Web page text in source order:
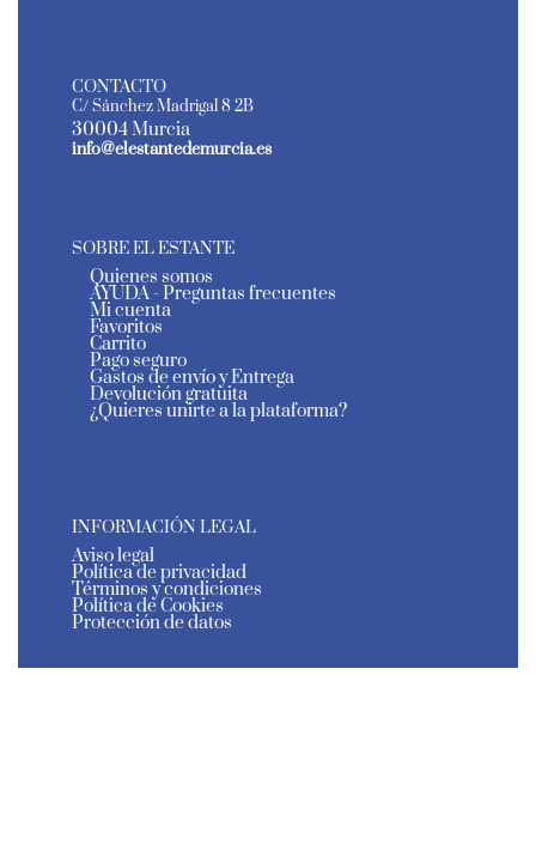
CONTACTO
C/ Sánchez Madrigal 8 2B
30004 Murcia
info@elestantedemurcia.es
SOBRE EL ESTANTE
Quienes somos
AYUDA - Preguntas frecuentes
Mi cuenta
Favoritos
Carrito
Pago seguro
Gastos de envío y Entrega
Devolución gratuita
¿Quieres unirte a la plataforma?
INFORMACIÓN LEGAL
Aviso legal
Política de privacidad
Términos y condiciones
Política de Cookies
Protección de datos